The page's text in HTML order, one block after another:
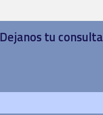
Dejanos tu consulta